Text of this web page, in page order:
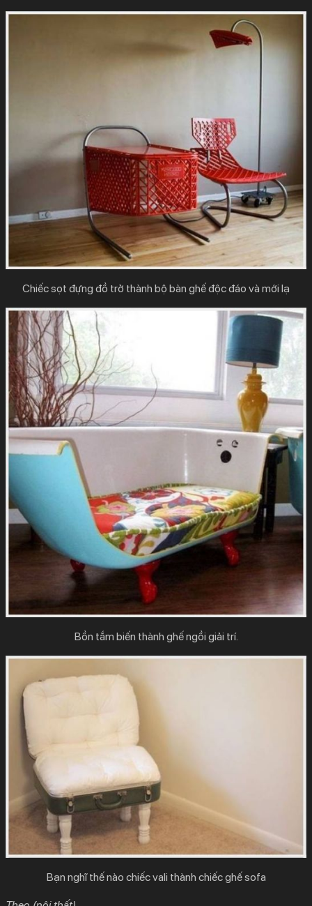
Chiếc sọt đựng đồ trở thành bộ bàn ghế độc đáo và mới lạ
Bồn tắm biến thành ghế ngồi giải trí.
Bạn nghĩ thế nào chiếc vali thành chiếc ghế sofa